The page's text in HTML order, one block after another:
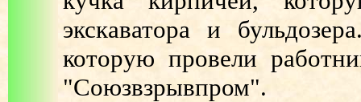
экскаватора и
которую провели
"Союзвзрывпром".